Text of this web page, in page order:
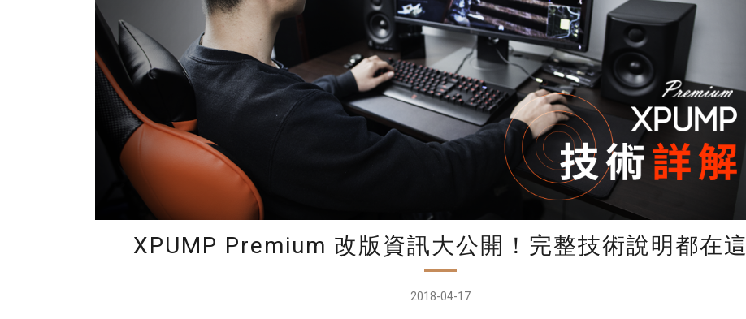
XPUMP Premium 改版資訊大公開！完整技術說明都在這
2018-04-17